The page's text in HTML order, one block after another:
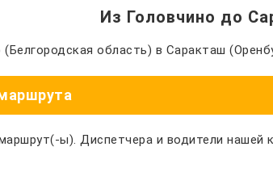
Из Головчино до
область) в Саракташ
ы). Диспетчера и водители